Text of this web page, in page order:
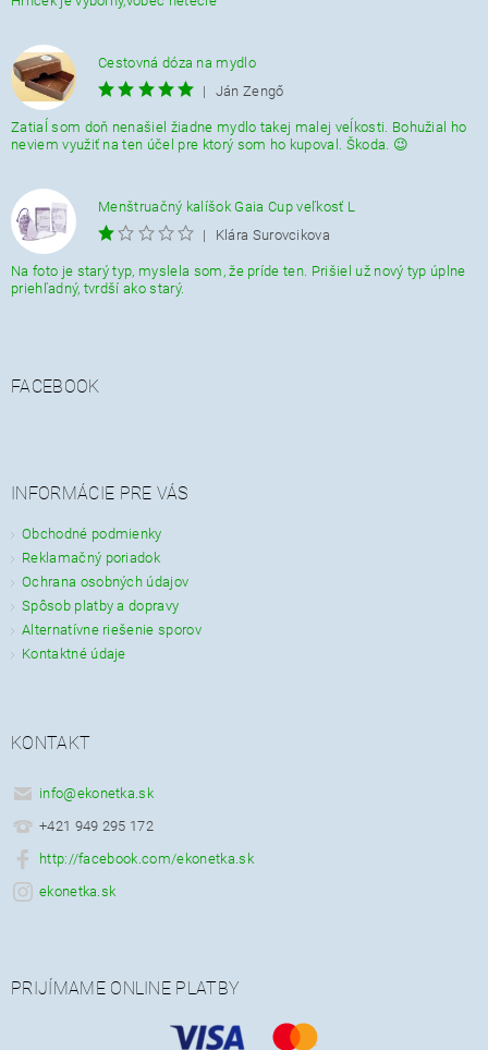
Cestovná dóza na mydlo
|
Ján Zengő
Zatiaĺ som doň nenašiel žiadne mydlo takej malej veĺkosti. Bohužial ho
neviem využiť na ten účel pre ktorý som ho kupoval. Škoda. 😉
Menštruačný kalíšok Gaia Cup veľkosť L
|
Klára Surovcikova
Na foto je starý typ, myslela som, že príde ten. Prišiel už nový typ úplne
priehľadný, tvrdší ako starý.
FACEBOOK
INFORMÁCIE PRE VÁS
Obchodné podmienky
Reklamačný poriadok
Ochrana osobných údajov
Spôsob platby a dopravy
Alternatívne riešenie sporov
Kontaktné údaje
KONTAKT
info@ekonetka.sk
+421 949 295 172
http://facebook.com/ekonetka.sk
ekonetka.sk
PRIJÍMAME ONLINE PLATBY